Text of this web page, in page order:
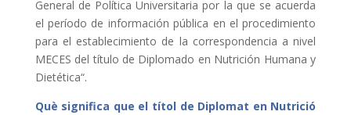
General de Política Universitaria por la que se acuerda
el período de información pública en el procedimiento
para el establecimiento de la correspondencia a nivel
MECES del título de Diplomado en Nutrición Humana y
Dietética“.
Què significa que el títol de Diplomat en Nutrició